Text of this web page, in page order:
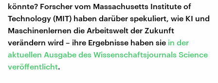
könnte? Forscher vom Massachusetts Institute of
Technology (MIT) haben darüber spekuliert, wie KI und
Maschinenlernen die Arbeitswelt der Zukunft
verändern wird – ihre Ergebnisse haben sie in der
aktuellen Ausgabe des Wissenschaftsjournals Science
veröffentlicht.